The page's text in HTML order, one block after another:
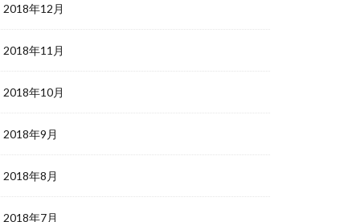
2018年12月
2018年11月
2018年10月
2018年9月
2018年8月
2018年7月